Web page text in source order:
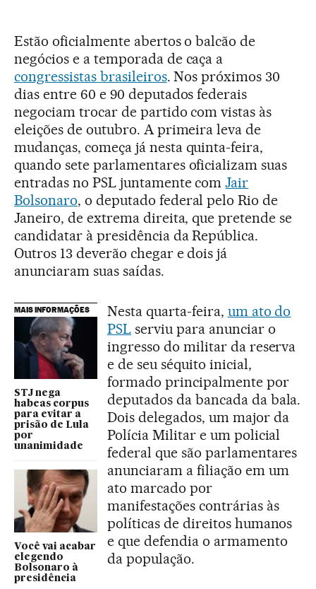
Estão oficialmente abertos o balcão de
negócios e a temporada de caça a
congressistas brasileiros. Nos próximos 30
dias entre 60 e 90 deputados federais
negociam trocar de partido com vistas às
eleições de outubro. A primeira leva de
mudanças, começa já nesta quinta-feira,
quando sete parlamentares oficializam suas
entradas no PSL juntamente comJair
Bolsonaro, o deputado federal pelo Rio de
Janeiro, de extrema direita, que pretende se
candidatar à presidência da República.
Outros 13 deverão chegar e dois já
anunciaram suas saídas.
MAIS INFORMAÇÕES
STJ nega
habeas corpus
para evitar a
prisão de Lula
por
unanimidade
Você vai acabar
elegendo
Bolsonaro à
presidência
Nesta quarta-feira, um ato do
PSLserviu para anunciar o
ingresso do militar da reserva
e de seu séquito inicial,
formado principalmente por
deputados da bancada da bala.
Dois delegados, um major da
Polícia Militar e um policial
federal que são parlamentares
anunciaram a filiação em um
ato marcado por
manifestações contrárias às
políticas de direitos humanos
e que defendia o armamento
da população.